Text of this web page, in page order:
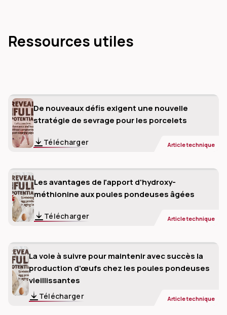
Ressources utiles
De nouveaux défis exigent une nouvelle
stratégie de sevrage pour les porcelets
Télécharger Article technique
Les avantages de l'apport d'hydroxy-
méthionine aux poules pondeuses âgées
Télécharger Article technique
La voie à suivre pour maintenir avec succès la
production d'œufs chez les poules pondeuses
vieillissantes
Télécharger Article technique